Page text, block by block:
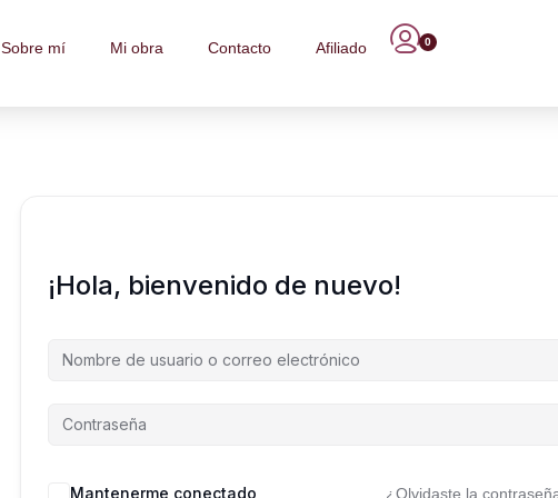
Sobre mí Mi obra Contacto Afiliado 0
¡Hola, bienvenido de nuevo!
Mantenerme conectado ¿Olvidaste la